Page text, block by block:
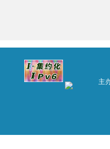
游安全工作
防各类旅游
和谐稳定
从业人员
主